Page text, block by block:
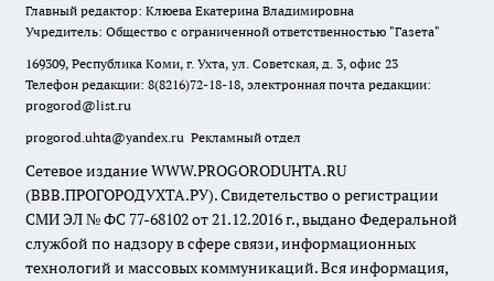
Главный редактор: Клюева Екатерина Владимировна
Учредитель: Общество с ограниченной ответственностью "Газета"
169309, Республика Коми, г. Ухта, ул. Советская, д. 3, офис 23
Телефон редакции: 8(8216)72-18-18, электронная почта редакции:
progorod@list.ru
progorod.uhta@yandex.ru Рекламный отдел
Сетевое издание WWW.PROGORODUHTA.RU
(ВВВ.ПРОГОРОДУХТА.РУ). Свидетельство о регистрации
СМИ ЭЛ № ФС 77-68102 от 21.12.2016 г., выдано Федеральной
службой по надзору в сфере связи, информационных
технологий и массовых коммуникаций. Вся информация,